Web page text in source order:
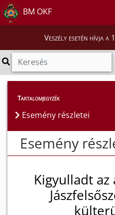
BM OKF
Veszély esetén hívja
Esemény részletei
Tartalomjegyzék
Esemény részletei
Esemény
Kigyulladt